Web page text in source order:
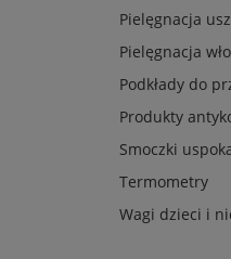
Pielęgnacja
Pielęgnacja
Podkłady do
Produkty
Smoczki
Termometry
Wagi dzieci i